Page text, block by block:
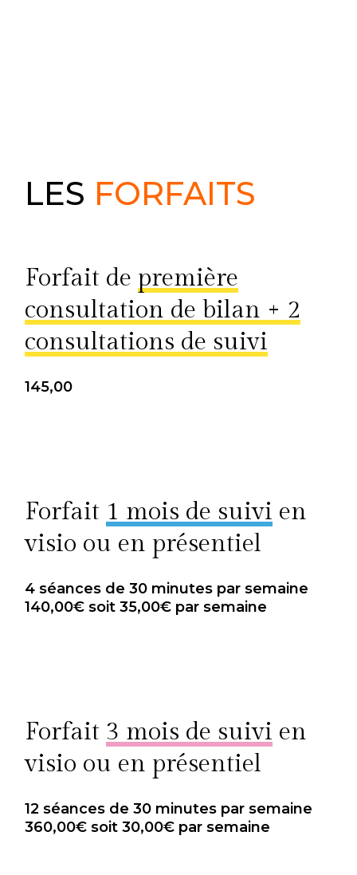
LES FORFAITS
Forfait depremière
consultation de bilan + 2
consultations de suivi
145,00
Forfait 1 mois de suivi en
visio ou en présentiel
4 séances de 30 minutes par semaine
140,00€ soit 35,00€ par semaine
Forfait 3 mois de suivi en
visio ou en présentiel
12 séances de 30 minutes par semaine
360,00€ soit 30,00€ par semaine